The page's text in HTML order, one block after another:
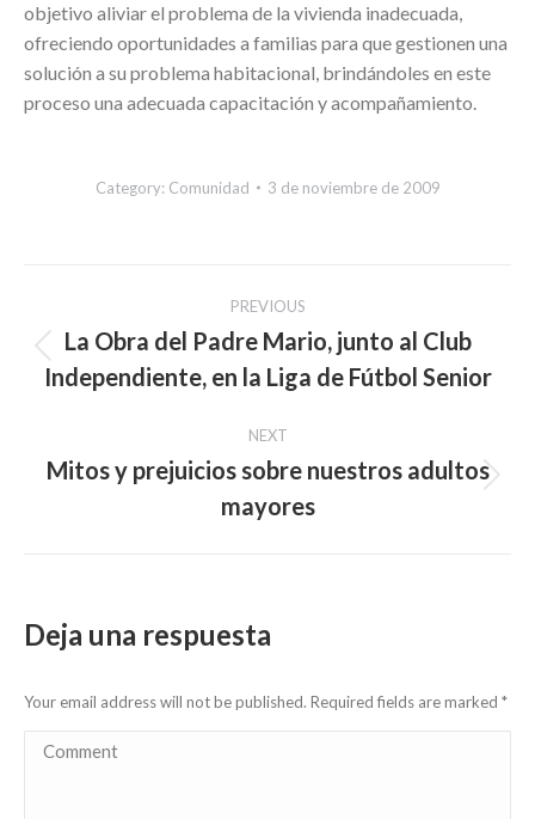
objetivo aliviar el problema de la vivienda inadecuada,
ofreciendo oportunidades a familias para que gestionen una
solución a su problema habitacional, brindándoles en este
proceso una adecuada capacitación y acompañamiento.
Category: Comunidad 3 de noviembre de 2009
navigation
PREVIOUS
Previous
post:
La Obra del Padre Mario, junto al Club
Independiente, en la Liga de Fútbol Senior
NEXT
Next
post:
Mitos y prejuicios sobre nuestros adultos
mayores
Deja una respuesta
Your email address will not be published. Required fields are marked *
Comment